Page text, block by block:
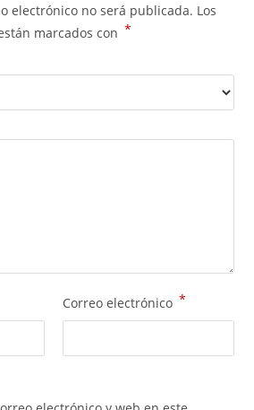
electrónico no será publicada. Los
marcados con *
Correo electrónico *